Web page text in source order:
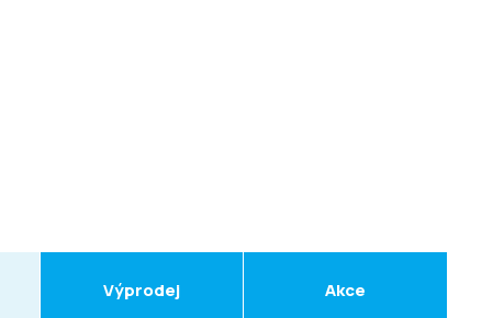
Výprodej Akce